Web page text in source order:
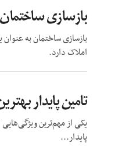
بازسازی
بازسازی ساختمان به
املاک دارد.
تامین پایدار
یکی از مهم‌ترین
پایدار...